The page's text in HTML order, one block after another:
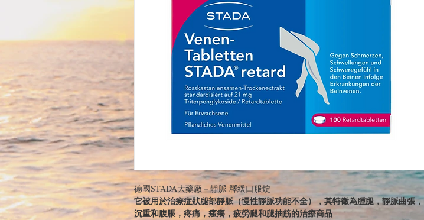
德國STADA大藥廠－靜脈 釋緩口服錠
它被用於治療症狀腿部靜脈（慢性靜脈功能不全），其特徵為腫腿，靜脈曲張，
沉重和腹脹，疼痛，瘙癢，疲勞腿和腿抽筋的治療商品